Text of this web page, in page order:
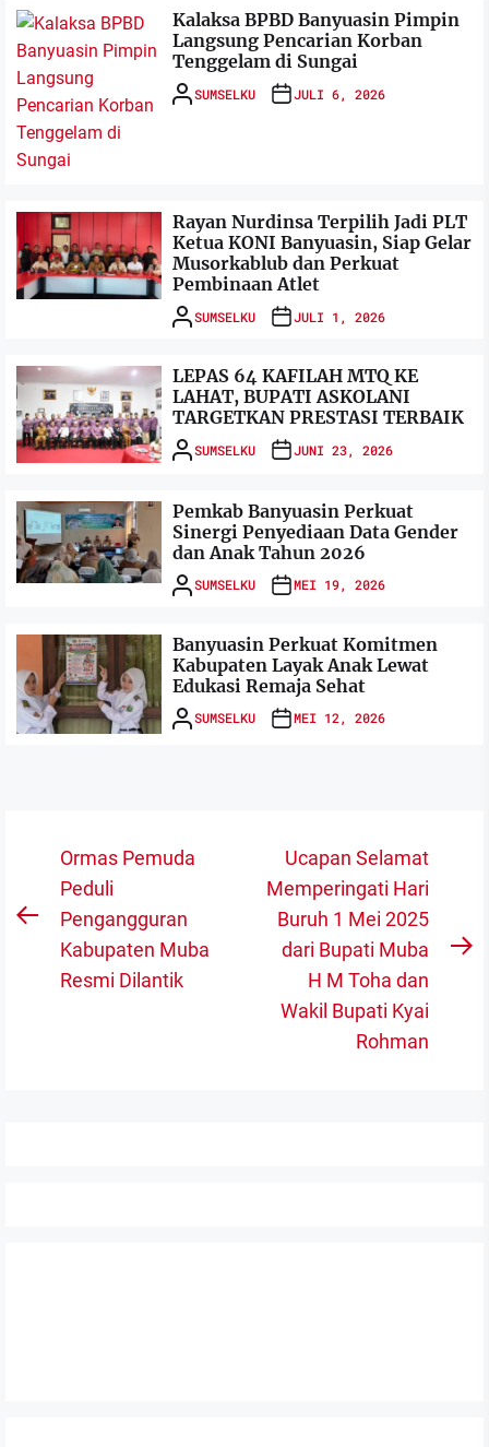
Kalaksa BPBD Banyuasin Pimpin
Langsung Pencarian Korban
Tenggelam di Sungai
SUMSELKU JULI 6, 2026
Rayan Nurdinsa Terpilih Jadi PLT
Ketua KONI Banyuasin, Siap Gelar
Musorkablub dan Perkuat
Pembinaan Atlet
SUMSELKU JULI 1, 2026
LEPAS 64 KAFILAH MTQ KE
LAHAT, BUPATI ASKOLANI
TARGETKAN PRESTASI TERBAIK
SUMSELKU JUNI 23, 2026
Pemkab Banyuasin Perkuat
Sinergi Penyediaan Data Gender
dan Anak Tahun 2026
SUMSELKU MEI 19, 2026
Banyuasin Perkuat Komitmen
Kabupaten Layak Anak Lewat
Edukasi Remaja Sehat
SUMSELKU MEI 12, 2026
Navigasi
pos
Previous
Ormas Pemuda
Peduli
Pengangguran
Kabupaten Muba
Resmi Dilantik
Ucapan Selamat
Memperingati Hari
Buruh 1 Mei 2025
dari Bupati Muba
H M Toha dan
Wakil Bupati Kyai
Rohman